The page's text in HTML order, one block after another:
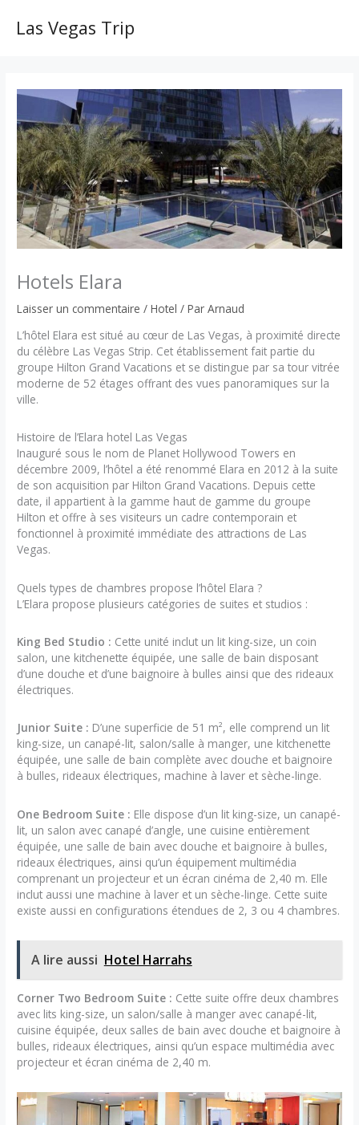
contenu
Las Vegas Trip
Hotels Elara
Laisser un commentaire /Hotel / ParArnaud
L’hôtel Elara est situé au cœur de Las Vegas, à proximité directe
du célèbre Las Vegas Strip. Cet établissement fait partie du
groupe Hilton Grand Vacations et se distingue par sa tour vitrée
moderne de 52 étages offrant des vues panoramiques sur la
ville.
Histoire de l’Elara hotel Las Vegas
Inauguré sous le nom de Planet Hollywood Towers en
décembre 2009, l’hôtel a été renommé Elara en 2012 à la suite
de son acquisition par Hilton Grand Vacations. Depuis cette
date, il appartient à la gamme haut de gamme du groupe
Hilton et offre à ses visiteurs un cadre contemporain et
fonctionnel à proximité immédiate des attractions de Las
Vegas.
Quels types de chambres propose l’hôtel Elara ?
L’Elara propose plusieurs catégories de suites et studios :
King Bed Studio : Cette unité inclut un lit king-size, un coin
salon, une kitchenette équipée, une salle de bain disposant
d’une douche et d’une baignoire à bulles ainsi que des rideaux
électriques.
Junior Suite : D’une superficie de 51 m², elle comprend un lit
king-size, un canapé-lit, salon/salle à manger, une kitchenette
équipée, une salle de bain complète avec douche et baignoire
à bulles, rideaux électriques, machine à laver et sèche-linge.
One Bedroom Suite : Elle dispose d’un lit king-size, un canapé-
lit, un salon avec canapé d’angle, une cuisine entièrement
équipée, une salle de bain avec douche et baignoire à bulles,
rideaux électriques, ainsi qu’un équipement multimédia
comprenant un projecteur et un écran cinéma de 2,40 m. Elle
inclut aussi une machine à laver et un sèche-linge. Cette suite
existe aussi en configurations étendues de 2, 3 ou 4 chambres.
A lire aussi Hotel Harrahs
Corner Two Bedroom Suite : Cette suite offre deux chambres
avec lits king-size, un salon/salle à manger avec canapé-lit,
cuisine équipée, deux salles de bain avec douche et baignoire à
bulles, rideaux électriques, ainsi qu’un espace multimédia avec
projecteur et écran cinéma de 2,40 m.